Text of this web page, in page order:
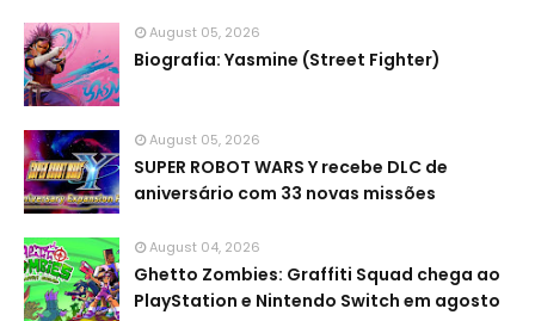
August 05, 2026
Biografia: Yasmine (Street Fighter)
August 05, 2026
SUPER ROBOT WARS Y recebe DLC de
aniversário com 33 novas missões
August 04, 2026
Ghetto Zombies: Graffiti Squad chega ao
PlayStation e Nintendo Switch em agosto